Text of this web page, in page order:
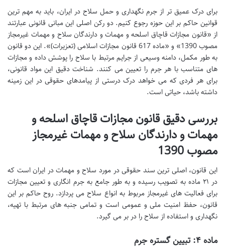
برای درک عمیق تر از جرم نگهداری و حمل سلاح در ایران، باید به مهم ترین
قوانین حاکم بر این حوزه رجوع کنیم. دو رکن اصلی این مبانی قانونی عبارتند
از «قانون مجازات قاچاق اسلحه و مهمات و دارندگان سلاح و مهمات غیرمجاز
مصوب 1390» و «ماده 617 قانون مجازات اسلامی (تعزیرات)». این دو قانون
به طور مکمل، دامنه وسیعی از جرایم مرتبط با سلاح را پوشش داده و مجازات
های متناسب با هر جرم را تعیین می کنند. شناخت دقیق این مواد قانونی،
برای هر فردی که می خواهد درک درستی از پیامدهای حقوقی در این زمینه
داشته باشد، حیاتی است.
بررسی دقیق قانون مجازات قاچاق اسلحه و
مهمات و دارندگان سلاح و مهمات غیرمجاز
مصوب 1390
این قانون، اصلی ترین سند حقوقی در مورد سلاح و مهمات در ایران است که
در ۲۱ ماده به تصویب رسیده و به طور جامع به جرم انگاری و تعیین مجازات
برای فعالیت های غیرمجاز مربوط به انواع سلاح می پردازد. روح حاکم بر این
قانون، حفظ امنیت ملی و عمومی است و تمامی جنبه های مرتبط با تهیه،
نگهداری و استفاده از سلاح را در بر می گیرد.
ماده ۴: تبیین گستره جرم